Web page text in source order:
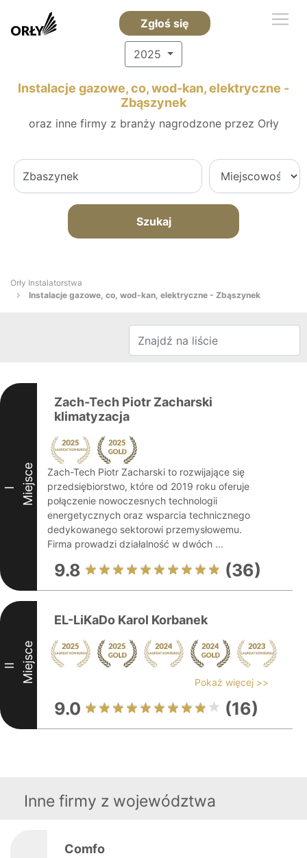
Zgłoś się
2025
Instalacje gazowe, co, wod-kan, elektryczne -
Zbąszynek
oraz inne firmy z branży nagrodzone przez Orły
Szukaj
Orły Instalatorstwa
Instalacje gazowe, co, wod-kan, elektryczne - Zbąszynek
I Miejsce
Zach-Tech Piotr Zacharski
klimatyzacja
Zach-Tech Piotr Zacharski to rozwijające się
przedsiębiorstwo, które od 2019 roku oferuje
połączenie nowoczesnych technologii
energetycznych oraz wsparcia technicznego
dedykowanego sektorowi przemysłowemu.
Firma prowadzi działalność w dwóch ...
9.8 (36)
II Miejsce
EL-LiKaDo Karol Korbanek
Pokaż więcej >>
9.0 (16)
Inne firmy z województwa
Comfo